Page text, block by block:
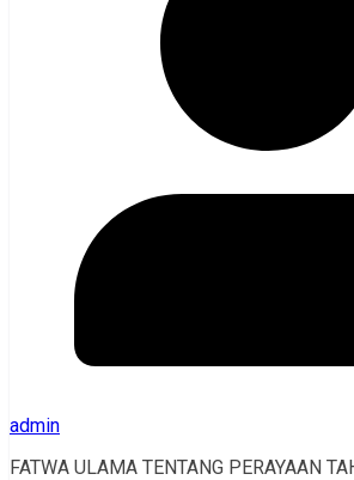
admin
FATWA ULAMA TENTANG PERAYAAN